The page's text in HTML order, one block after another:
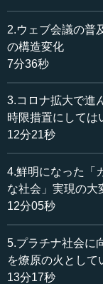
≪全文≫
●日本社会のな
いかがでございま
小宮山 ほとんど
は、小林さんが今
に発言を続けてこ
代から今に至るま
いくつか、「こ
い」とおっしゃい
多いですよね。例
これだけの件数し
2.ウェブ会議の普
の構造変化
7分36秒
3.コロナ拡大で進
時限措置にしては
12分21秒
4.鮮明になった「
な社会」実現の大
12分05秒
5.プラチナ社会に
を燎原の火として
13分17秒